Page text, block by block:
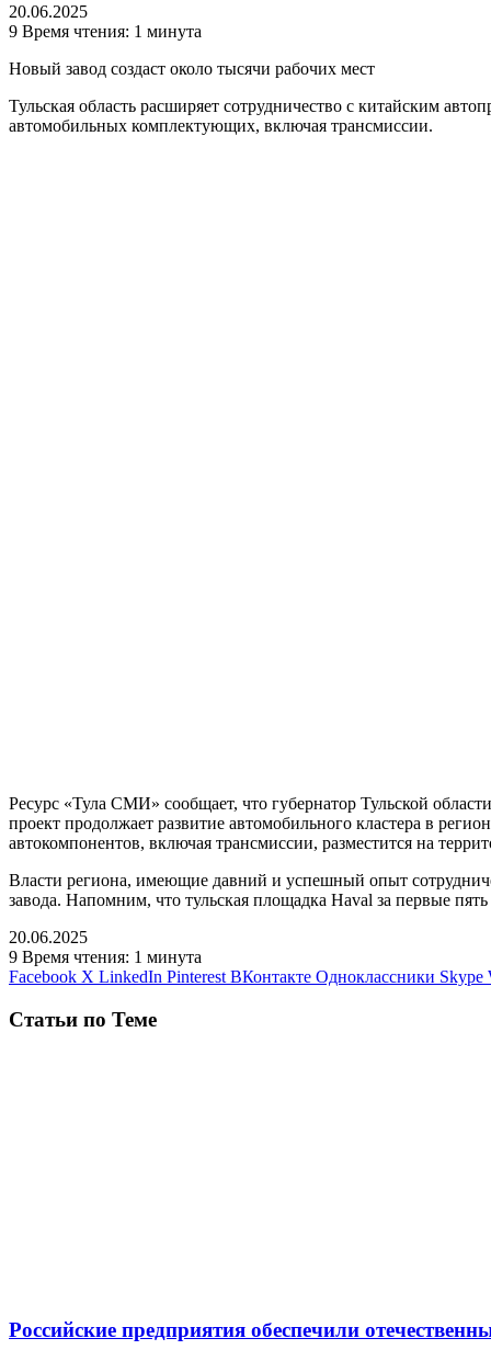
20.06.2025
9 Время чтения: 1 минута
Новый завод создаст около тысячи рабочих мест
Тульская область расширяет сотрудничество с китайским
автомобильных комплектующих, включая трансмиссии.
Ресурс «Тула СМИ» сообщает, что губернатор Тульской
проект продолжает развитие автомобильного кластера в
автокомпонентов, включая трансмиссии, разместится на
Власти региона, имеющие давний и успешный опыт
завода. Напомним, что тульская площадка Haval за первые
20.06.2025
9 Время чтения: 1 минута
Facebook X LinkedIn Pinterest ВКонтакте Одноклассники Skype
Статьи по Теме
Российские предприятия обеспечили